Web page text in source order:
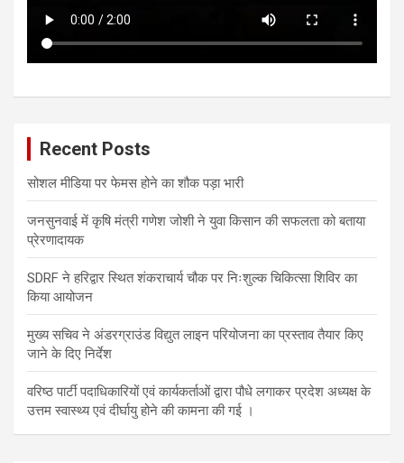
Recent Posts
सोशल मीडिया पर फेमस होने का शौक पड़ा भारी
जनसुनवाई में कृषि मंत्री गणेश जोशी ने युवा किसान की सफलता को बताया
प्रेरणादायक
SDRF ने हरिद्वार स्थित शंकराचार्य चौक पर निःशुल्क चिकित्सा शिविर का
किया आयोजन
मुख्य सचिव ने अंडरग्राउंड विद्युत लाइन परियोजना का प्रस्ताव तैयार किए
जाने के दिए निर्देश
वरिष्ठ पार्टी पदाधिकारियों एवं कार्यकर्ताओं द्वारा पौधे लगाकर प्रदेश अध्यक्ष के
उत्तम स्वास्थ्य एवं दीर्घायु होने की कामना की गई ।